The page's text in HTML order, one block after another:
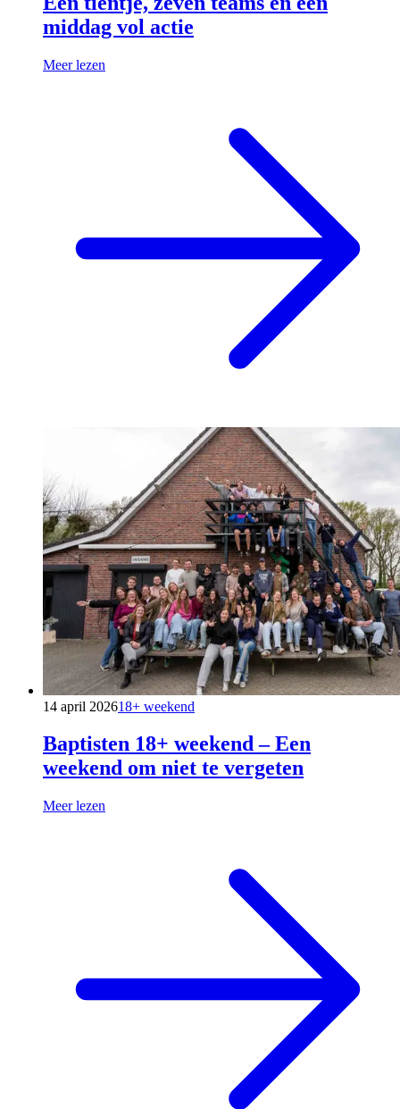
middag vol actie
Meer lezen
14 april 202618+ weekend
Baptisten 18+ weekend – Een
weekend om niet te vergeten
Meer lezen